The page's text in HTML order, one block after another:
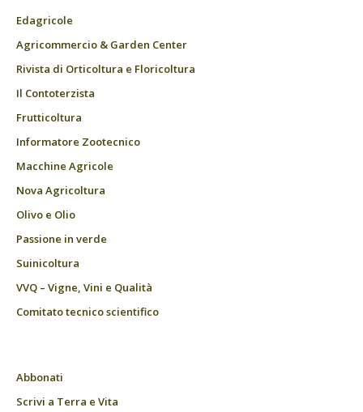
Edagricole
Agricommercio & Garden Center
Rivista di Orticoltura e Floricoltura
Il Contoterzista
Frutticoltura
Informatore Zootecnico
Macchine Agricole
Nova Agricoltura
Olivo e Olio
Passione in verde
Suinicoltura
VVQ – Vigne, Vini e Qualità
Comitato tecnico scientifico
Abbonati
Scrivi a Terra e Vita